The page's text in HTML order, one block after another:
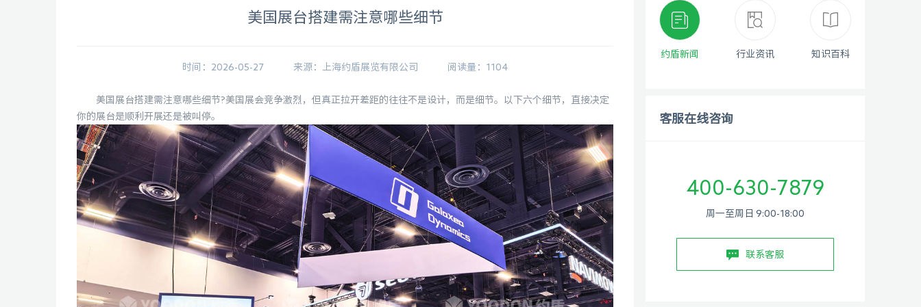
美国展台搭建需注意哪些细节
时间：2026-05-27 来源：上海约盾展览有限公司 阅读量：1104
美国展台搭建需注意哪些细节?美国展会竞争激烈，但真正拉开差距的往往不是设计，而是细节。以下六个细节，直接决定
你的展台是顺利开展还是被叫停。
约盾新闻 行业资讯 知识百科
客服在线咨询
400-630-7879
周一至周日 9:00-18:00
联系客服